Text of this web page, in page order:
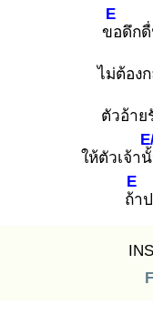
ขอ
E
ดึก
ไม่ต้อง
ตัวอ้าย
ให้ตัวเจ้า
ถ้า
E